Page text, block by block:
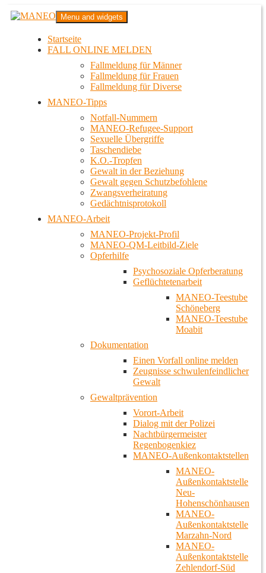
Zum
InhaltMANEO
Das schwule Anti-Gewalt-Projekt in Berlin
Menu and widgets
Startseite
FALL ONLINE MELDEN
Fallmeldung für Männer
Fallmeldung für Frauen
Fallmeldung für Diverse
MANEO-Tipps
Notfall-Nummern
MANEO-Refugee-Support
Sexuelle Übergriffe
Taschendiebe
K.O.-Tropfen
Gewalt in der Beziehung
Gewalt gegen Schutzbefohlene
Zwangsverheiratung
Gedächtnisprotokoll
MANEO-Arbeit
MANEO-Projekt-Profil
MANEO-QM-Leitbild-Ziele
Opferhilfe
Psychosoziale Opferberatung
Geflüchtetenarbeit
MANEO-Teestube
Schöneberg
MANEO-Teestube
Moabit
Dokumentation
Einen Vorfall online melden
Zeugnisse schwulenfeindlicher
Gewalt
Gewaltprävention
Vorort-Arbeit
Dialog mit der Polizei
Nachtbürgermeister
Regenbogenkiez
MANEO-Außenkontaktstellen
MANEO-
Außenkontaktstelle
Neu-
Hohenschönhausen
MANEO-
Außenkontaktstelle
Marzahn-Nord
MANEO-
Außenkontaktstelle
Zehlendorf-Süd